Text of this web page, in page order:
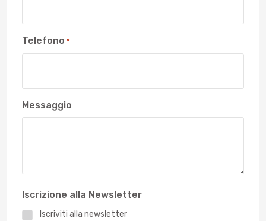
Telefono *
Messaggio
Iscrizione alla Newsletter
Iscriviti alla newsletter